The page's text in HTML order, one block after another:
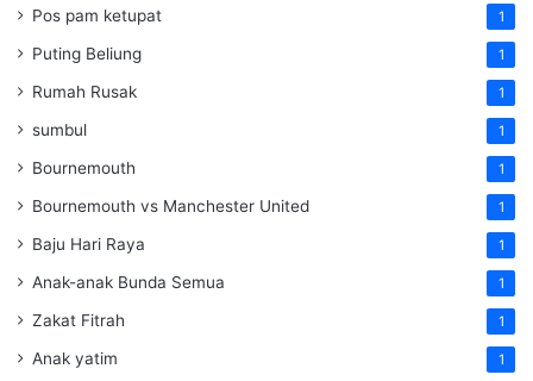
Pos pam ketupat 1
Puting Beliung 1
Rumah Rusak 1
sumbul 1
Bournemouth 1
Bournemouth vs Manchester United 1
Baju Hari Raya 1
Anak-anak Bunda Semua 1
Zakat Fitrah 1
Anak yatim 1